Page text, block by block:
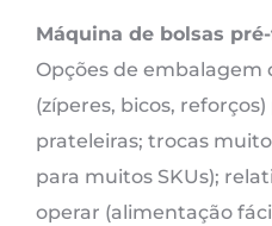
Máquina de bolsas
Opções de embalagem
(zíperes, bicos,
prateleiras; trocas
para muitos SKUs);
operar (alimentação